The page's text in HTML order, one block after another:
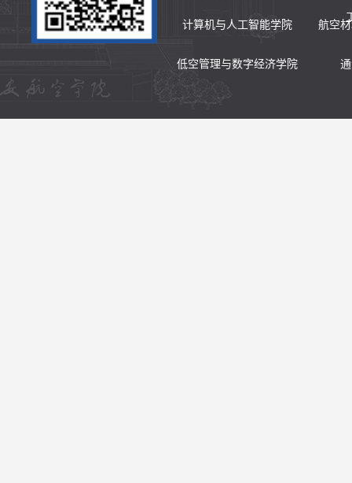
计算机与人工智能学院 航空
低空管理与数字经济学院